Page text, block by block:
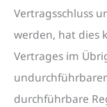
Vertragsschluss
werden, hat dies
Vertrages im
durchführbare